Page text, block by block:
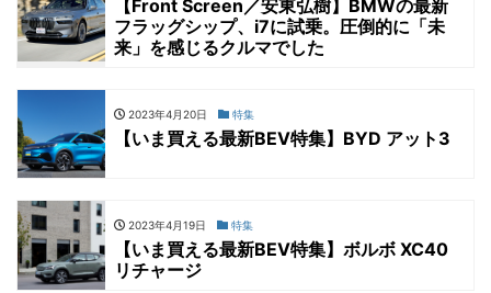
【Front Screen／安東弘樹】BMWの最新
フラッグシップ、i7に試乗。圧倒的に「未
来」を感じるクルマでした
2023年4月20日 特集
【いま買える最新BEV特集】BYD アット3
2023年4月19日 特集
【いま買える最新BEV特集】ボルボ XC40
リチャージ